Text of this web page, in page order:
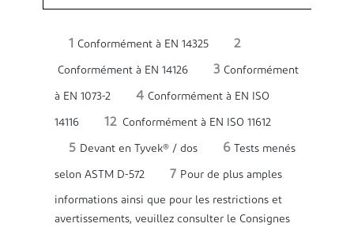
1 Conformément à EN 14325 2
Conformément à EN 14126 3 Conformément
à EN 1073-2 4 Conformément à EN ISO
14116 12Conformément à EN ISO 11612
5 Devant en Tyvek® / dos 6 Tests menés
selon ASTM D-572 7 Pour de plus amples
informations ainsi que pour les restrictions et
avertissements, veuillez consulter le Consignes